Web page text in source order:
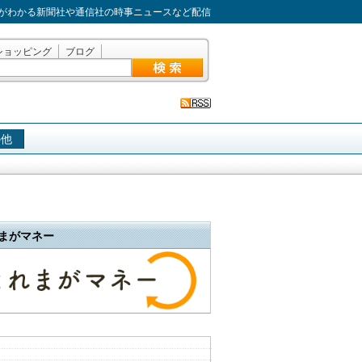
わかる新聞社や通信社の時事ニュースなど配信
ョッピング ブログ
がマネー